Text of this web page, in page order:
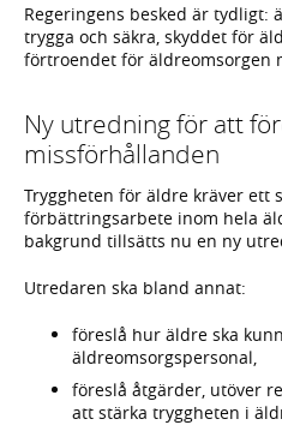
Regeringens besked är tydligt:
trygga och säkra, skyddet för
förtroendet för äldreomsorgen
Ny utredning för att
missförhållanden
Tryggheten för äldre kräver ett
förbättringsarbete inom hela
bakgrund tillsätts nu en ny
Utredaren ska bland annat:
föreslå hur äldre ska
äldreomsorgspersonal,
föreslå åtgärder, utöver
att stärka tryggheten i